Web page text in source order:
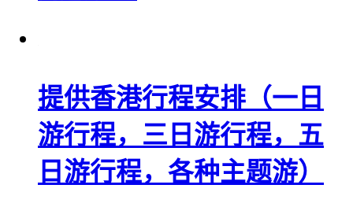
提供香港行程安排（一日
游行程，三日游行程，五
日游行程，各种主题游）